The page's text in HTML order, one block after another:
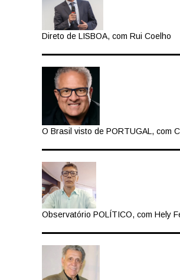
Direto de LISBOA, com Rui Coelho
O Brasil visto de PORTUGAL, com
Observatório POLÍTICO, com Hely